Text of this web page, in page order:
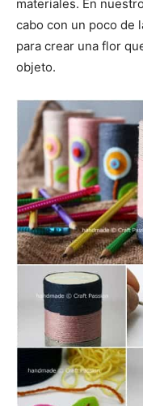
materiales. En
cabo con un poco de
para crear una flor
objeto.